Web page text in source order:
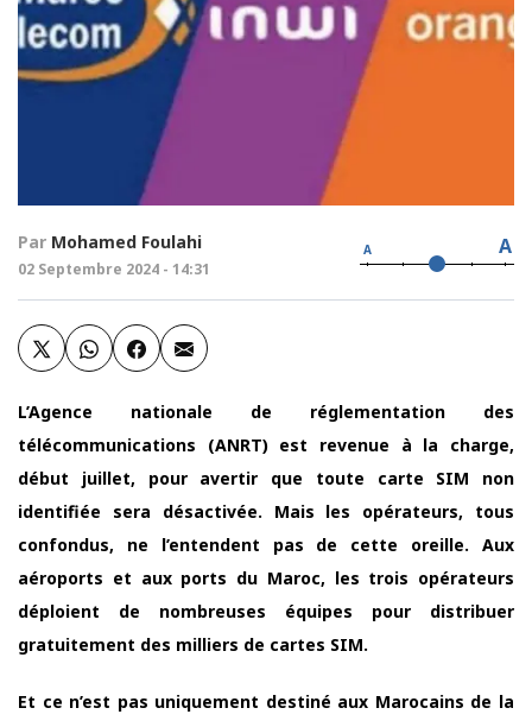
Par Mohamed Foulahi
02 Septembre 2024 - 14:31
A A
L’Agence nationale de réglementation des
télécommunications (ANRT) est revenue à la charge,
début juillet, pour avertir que toute carte SIM non
identifiée sera désactivée. Mais les opérateurs, tous
confondus, ne l’entendent pas de cette oreille. Aux
aéroports et aux ports du Maroc, les trois opérateurs
déploient de nombreuses équipes pour distribuer
gratuitement des milliers de cartes SIM.
Et ce n’est pas uniquement destiné aux Marocains de la